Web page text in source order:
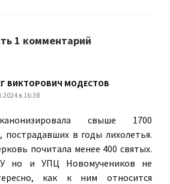
1 комментарий
ВИКТОРОВИЧ МОДЕСТОВ
в 16:38
свыше 1700
пострадавших в годы лихолетья.
почитала менее 400 святых.
но и УПЦ Новомучеников не
как к ним относится